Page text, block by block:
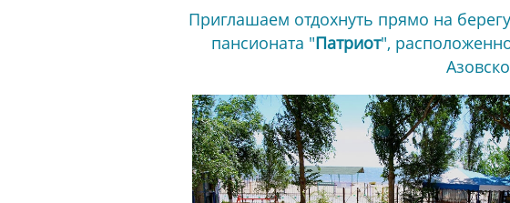
Приглашаем отдохнуть прямо на
пансионата "Патриот",